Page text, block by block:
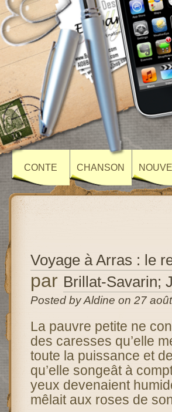
CONTE CHANSON
Voyage à Arras : le
par Brillat-Savarin;
Posted by Aldine on 27
La pauvre petite ne
des caresses qu’elle
toute la puissance et
qu’elle songeât à
yeux devenaient
mêlait aux roses de